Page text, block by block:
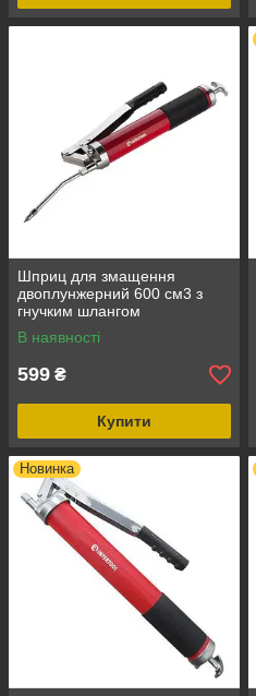
Шприц для змащення
двоплунжерний 600 см3 з
гнучким шлангом
INTERTOOL HT-0060
В наявності
599 ₴
Купити
Новинка